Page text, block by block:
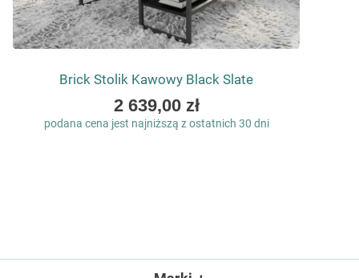
Brick Stolik Kawowy Black Slate
As
low
2 639,00 zł
podana cena jest najniższą z ostatnich 30 dni